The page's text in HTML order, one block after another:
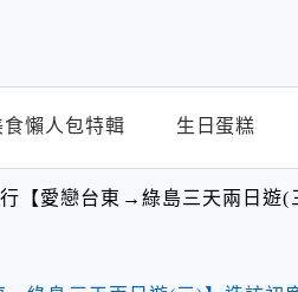
食懶人包特輯 生日蛋糕
【愛戀台東→綠島三天兩日遊(